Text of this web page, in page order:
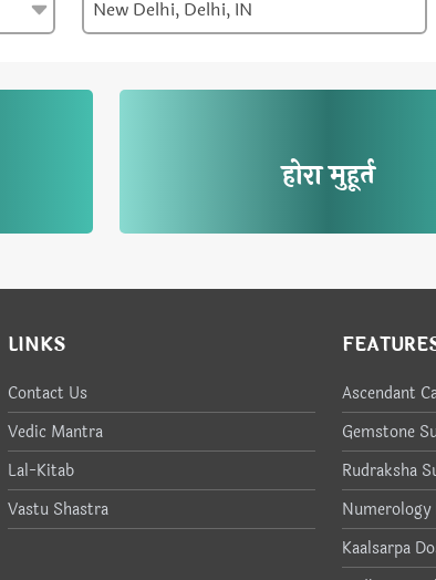
होरा मुहूर्त
LINKS
Contact Us
Vedic Mantra
Lal-Kitab
Vastu Shastra
Ascendant
Gemstone
Rudraksha
Numerology
Kaalsarpa